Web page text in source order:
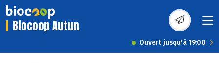
Biocoop Autun
Ouvert jusqu'à 19:00